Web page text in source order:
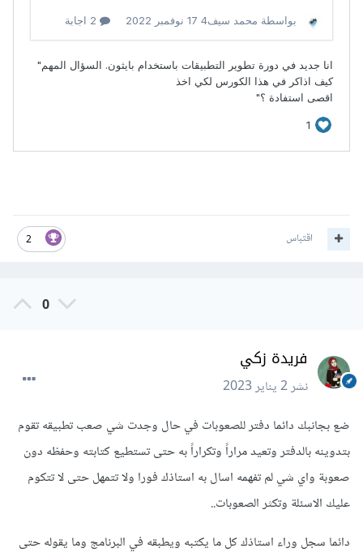
2 اقتباس
0
فريدة زكي
نشر2 يناير 2023
ضع بجانبك دائما دفتر للصعوبات في حال وجدت شي صعب تطبيقه تقوم
بتدوينه بالدفتر وتعيد مراراً وتكراراً به حتى تستطيع كتابته وحفظه دون
صعوبة واي شي لم تفهمه اسال به استاذك فورا ولا تتمهل حتى لا تتكوم
عليك الاسئلة وتكثر الصعوبات..
دائما سجل وراء استاذك كل ما يكتبه ويطبقه في البرنامج وما يقوله حتى